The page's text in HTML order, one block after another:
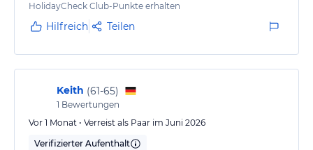
HolidayCheck Club-Punkte erhalten
Hilfreich Teilen
Keith (61-65)
1 Bewertungen
Vor 1 Monat • Verreist als Paar im Juni 2026
Verifizierter Aufenthalt